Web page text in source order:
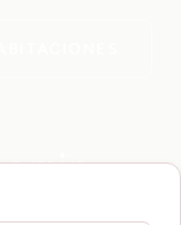
5 min